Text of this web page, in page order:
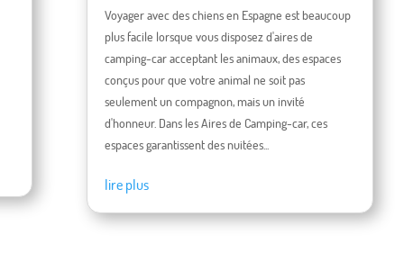
Voyager avec des chiens en Espagne est beaucoup
plus facile lorsque vous disposez d'aires de
camping-car acceptant les animaux, des espaces
conçus pour que votre animal ne soit pas
seulement un compagnon, mais un invité
d'honneur. Dans les Aires de Camping-car, ces
espaces garantissent des nuitées...
lire plus